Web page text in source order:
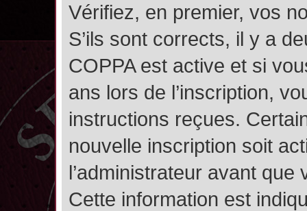
Vérifiez, en premier, vos
S’ils sont corrects, il y a
COPPA est active et si
ans lors de l’inscription,
instructions reçues.
nouvelle inscription soit
l’administrateur avant
Cette information est